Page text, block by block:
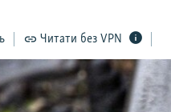
Читати без VPN